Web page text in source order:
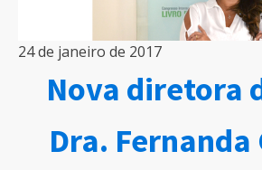
24 de janeiro de 2017
Nova diretora
Dra. Fernanda